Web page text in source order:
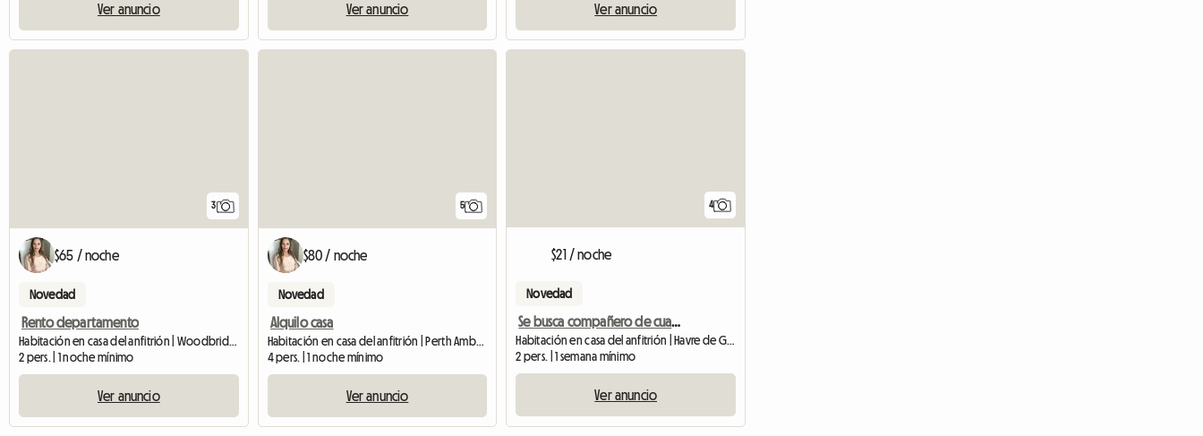
Ver anuncio Ver anuncio Ver anuncio
3
$65 / noche
Novedad
Rento departamento
Habitación en casa del anfitrión | Woodbridge Township (08863) | 100 M2
2 pers. | 1 noche mínimo
Ver anuncio
5
$80 / noche
Novedad
Alquilo casa
Habitación en casa del anfitrión | Perth Amboy (08861) | 150 M2
4 pers. | 1 noche mínimo
Ver anuncio
4
$21 / noche
Novedad
Se busca compañero de cuarto
Habitación en casa del anfitrión | Havre de Grace
2 pers. | 1 semana mínimo
Ver anuncio